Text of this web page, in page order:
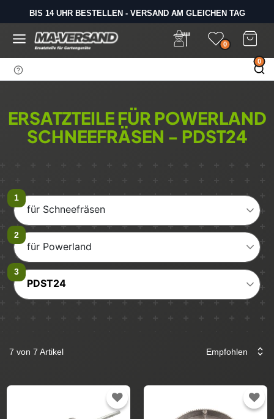
k
z
BIS 14 UHR BESTELLEN - VERSAND AM GLEICHEN TAG
SAMSTAGS LAGERVERKAUF
0
0
ERSATZTEILE FÜR POWERLAND
SCHNEEFRÄSEN - PDST24
für Schneefräsen
für Powerland
PDST24
7 von 7 Artikel